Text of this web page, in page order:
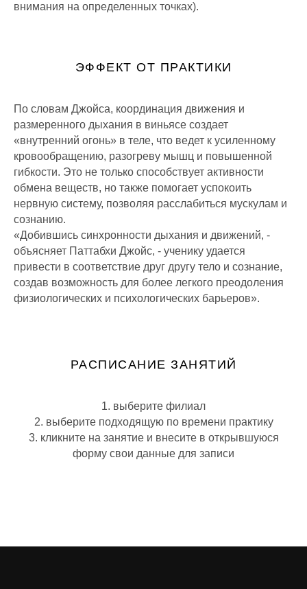
внимания на определенных точках).
ЭФФЕКТ ОТ ПРАКТИКИ
По словам Джойса, координация движения и
размеренного дыхания в виньясе создает
«внутренний огонь» в теле, что ведет к усиленному
кровообращению, разогреву мышц и повышенной
гибкости. Это не только способствует активности
обмена веществ, но также помогает успокоить
нервную систему, позволяя расслабиться мускулам и
сознанию.
«Добившись синхронности дыхания и движений, -
объясняет Паттабхи Джойс, - ученику удается
привести в соответствие друг другу тело и сознание,
создав возможность для более легкого преодоления
физиологических и психологических барьеров».
РАСПИСАНИЕ ЗАНЯТИЙ
1. выберите филиал
2. выберите подходящую по времени практику
3. кликните на занятие и внесите в открывшуюся
форму свои данные для записи